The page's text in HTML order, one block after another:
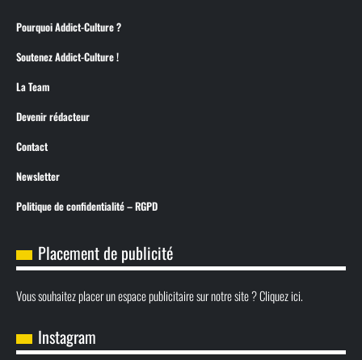
Pourquoi Addict-Culture ?
Soutenez Addict-Culture !
La Team
Devenir rédacteur
Contact
Newsletter
Politique de confidentialité – RGPD
Placement de publicité
Vous souhaitez placer un espace publicitaire sur notre site ? Cliquez ici.
Instagram